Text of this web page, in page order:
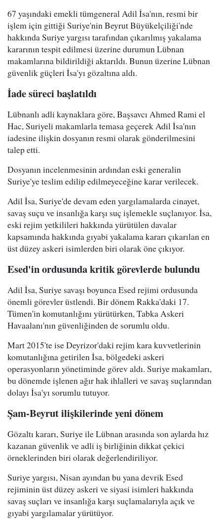
67 yaşındaki emekli tümgeneral Adil İsa'nın, resmi bir
işlem için gittiği Suriye'nin Beyrut Büyükelçiliği'nde
hakkında Suriye yargısı tarafından çıkarılmış yakalama
kararının tespit edilmesi üzerine durumun Lübnan
makamlarına bildirildiği aktarıldı. Bunun üzerine Lübnan
güvenlik güçleri İsa'yı gözaltına aldı.
İade süreci başlatıldı
Lübnanlı adli kaynaklara göre, Başsavcı Ahmed Rami el
Hac, Suriyeli makamlarla temasa geçerek Adil İsa'nın
iadesine ilişkin dosyanın resmi olarak gönderilmesini
talep etti.
Dosyanın incelenmesinin ardından eski generalin
Suriye'ye teslim edilip edilmeyeceğine karar verilecek.
Adil İsa, Suriye'de devam eden yargılamalarda cinayet,
savaş suçu ve insanlığa karşı suç işlemekle suçlanıyor. İsa,
eski rejim yetkilileri hakkında yürütülen davalar
kapsamında hakkında gıyabi yakalama kararı çıkarılan en
üst düzey askeri isimlerden biri olarak öne çıkıyor.
Esed'in ordusunda kritik görevlerde bulundu
Adil İsa, Suriye savaşı boyunca Esed rejimi ordusunda
önemli görevler üstlendi. Bir dönem Rakka'daki 17.
Tümen'in komutanlığını yürütürken, Tabka Askeri
Havaalanı'nın güvenliğinden de sorumlu oldu.
Mart 2015'te ise Deyrizor'daki rejim kara kuvvetlerinin
komutanlığına getirilen İsa, bölgedeki askeri
operasyonların yönetiminde görev aldı. Suriye makamları,
bu dönemde işlenen ağır hak ihlalleri ve savaş suçlarından
dolayı İsa'yı sorumlu tutuyor.
Şam-Beyrut ilişkilerinde yeni dönem
Gözaltı kararı, Suriye ile Lübnan arasında son aylarda hız
kazanan güvenlik ve adli iş birliğinin dikkat çekici
örneklerinden biri olarak değerlendiriliyor.
Suriye yargısı, Nisan ayından bu yana devrik Esed
rejiminin üst düzey askeri ve siyasi isimleri hakkında
savaş suçları ve insanlığa karşı suçlamalarıyla açık ve
gıyabi yargılamalar yürütüyor.